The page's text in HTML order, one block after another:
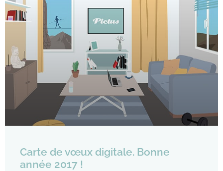
Carte de vœux digitale. Bonne
année 2017 !